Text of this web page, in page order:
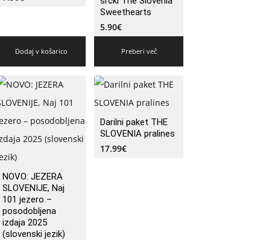
Dodaj v košarico
Sweethearts
5.90€
Preberi več
NOVO: JEZERA
SLOVENIJE, Naj
101 jezero –
posodobljena
izdaja 2025
(slovenski jezik)
Darilni paket THE
SLOVENIA pralines
17.99€